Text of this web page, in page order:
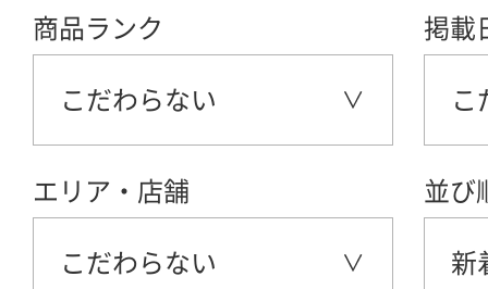
商品ランク
こだわらない
掲載
こ
エリア・店舗
こだわらない
並び
新